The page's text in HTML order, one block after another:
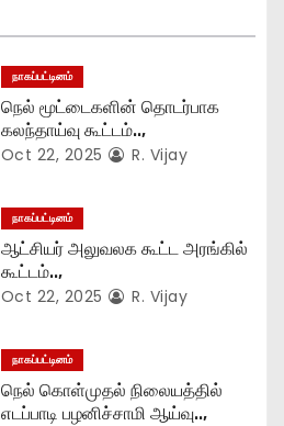
நாகப்பட்டினம்
நெல் மூட்டைகளின் தொடர்பாக
கலந்தாய்வு கூட்டம்..,
Oct 22, 2025 R. Vijay
நாகப்பட்டினம்
ஆட்சியர் அலுவலக கூட்ட அரங்கில்
கூட்டம்..,
Oct 22, 2025 R. Vijay
நாகப்பட்டினம்
நெல் கொள்முதல் நிலையத்தில்
எடப்பாடி பழனிச்சாமி ஆய்வு..,